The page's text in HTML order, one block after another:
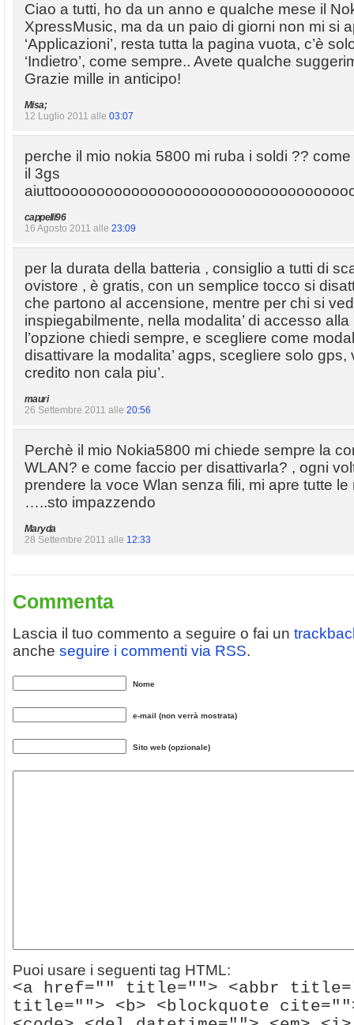
Ciao a tutti, ho da un anno e qualche mese il
XpressMusic, ma da un paio di giorni non mi si
‘Applicazioni’, resta tutta la pagina vuota, c’è
‘Indietro’, come sempre.. Avete qualche
Grazie mille in anticipo!
Misa;
12 Luglio 2011 alle 03:07
perche il mio nokia 5800 mi ruba i soldi ??
il 3gs
cappelli96
16 Agosto 2011 alle 23:09
per la durata della batteria , consiglio a tutti di
ovistore , è gratis, con un semplice tocco si
che partono al accensione, mentre per chi si
inspiegabilmente, nella modalita’ di accesso
l’opzione chiedi sempre, e scegliere come
disattivare la modalita’ agps, scegliere solo gps,
credito non cala piu’.
mauri
26 Settembre 2011 alle 20:56
Perchè il mio Nokia5800 mi chiede sempre la
WLAN? e come faccio per disattivarla? , ogni
prendere la voce Wlan senza fili, mi apre tutte
…..sto impazzendo
Maryda
28 Settembre 2011 alle 12:33
Commenta
Lascia il tuo commento a seguire o fai un
anche seguire i commenti via RSS.
Nome
e-mail (non verrà mostrata)
Sito web (opzionale)
Puoi usare i seguenti tag HTML:
<a href="" title=""> <abbr
title=""> <b> <blockquote